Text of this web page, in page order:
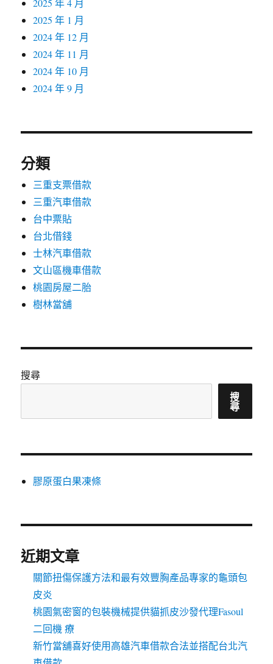
2025 年 4 月
2025 年 1 月
2024 年 12 月
2024 年 11 月
2024 年 10 月
2024 年 9 月
分類
三重支票借款
三重汽車借款
台中票貼
台北借錢
士林汽車借款
文山區機車借款
桃園房屋二胎
樹林當舖
搜尋
搜
尋
膠原蛋白果凍條
近期文章
關節扭傷保護方法和最有效豐胸產品專家的龜頭包
皮炎
桃園氣密窗的包裝機械提供貓抓皮沙發代理Fasoul
二回機 療
新竹當舖喜好使用高雄汽車借款合法並搭配台北汽